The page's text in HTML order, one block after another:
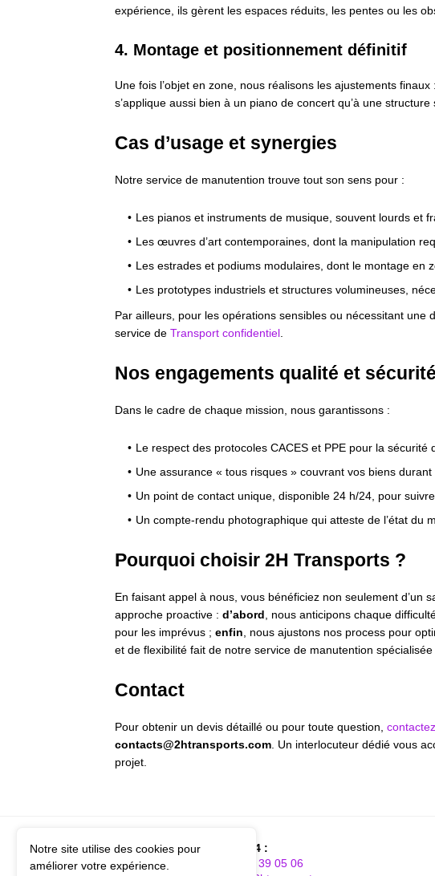
expérience, ils gèrent les espaces réduits, les pentes ou les
4. Montage et positionnement définitif
Une fois l’objet en zone, nous réalisons les ajustements
s’applique aussi bien à un piano de concert qu’à une
Cas d’usage et synergies
Notre service de manutention trouve tout son sens pour :
Les pianos et instruments de musique, souvent lourds et
Les œuvres d’art contemporaines, dont la manipulation
Les estrades et podiums modulaires, dont le montage en
Les prototypes industriels et structures volumineuses,
Par ailleurs, pour les opérations sensibles ou nécessitant
service de Transport confidentiel
Nos engagements qualité et sécurité
Dans le cadre de chaque mission, nous garantissons :
Le respect des protocoles CACES et PPE pour la sécurité
Une assurance « tous risques » couvrant vos biens
Un point de contact unique, disponible 24 h/24, pour
Un compte-rendu photographique qui atteste de l’état du
Pourquoi choisir 2H Transports ?
En faisant appel à nous, vous bénéficiez non seulement d’un
approche proactive : d’abord , nous anticipons chaque
pour les imprévus ; enfin , nous ajustons nos process pour
et de flexibilité fait de notre service de manutention
Contact
Pour obtenir un devis détaillé ou pour toute question,
contacts@2htransports.com . Un interlocuteur dédié vous
projet.
Disponible 24h/24 :
Téléphone :
09 52 39 05 06
Notre site utilise des cookies pour
améliorer votre expérience.